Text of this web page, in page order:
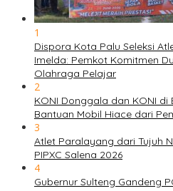
1
Dispora Kota Palu Seleksi
Imelda: Pemkot Komitmen
Olahraga Pelajar
2
KONI Donggala dan KONI
Bantuan Mobil Hiace dari
3
Atlet Paralayang dari Tujuh
PIPXC Salena 2026
4
Gubernur Sulteng Gandeng